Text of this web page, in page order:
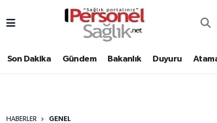
Son Dakika Gündem Bakanlık Duyuru
HABERLER GENEL
Gündem
Nöbetçi Eczaneler
Hava Durumu